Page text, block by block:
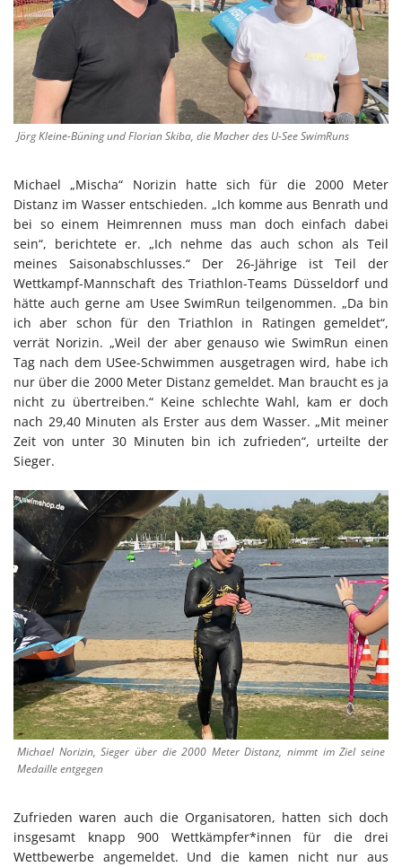
Jörg Kleine-Büning und Florian Skiba, die Macher des U-See SwimRuns
Michael „Mischa“ Norizin hatte sich für die 2000 Meter
Distanz im Wasser entschieden. „Ich komme aus Benrath und
bei so einem Heimrennen muss man doch einfach dabei
sein“, berichtete er. „Ich nehme das auch schon als Teil
meines Saisonabschlusses.“ Der 26-Jährige ist Teil der
Wettkampf-Mannschaft des Triathlon-Teams Düsseldorf und
hätte auch gerne am Usee SwimRun teilgenommen. „Da bin
ich aber schon für den Triathlon in Ratingen gemeldet“,
verrät Norizin. „Weil der aber genauso wie SwimRun einen
Tag nach dem USee-Schwimmen ausgetragen wird, habe ich
nur über die 2000 Meter Distanz gemeldet. Man braucht es ja
nicht zu übertreiben.“ Keine schlechte Wahl, kam er doch
nach 29,40 Minuten als Erster aus dem Wasser. „Mit meiner
Zeit von unter 30 Minuten bin ich zufrieden“, urteilte der
Sieger.
Michael Norizin, Sieger über die 2000 Meter Distanz, nimmt im Ziel seine
Medaille entgegen
Zufrieden waren auch die Organisatoren, hatten sich doch
insgesamt knapp 900 Wettkämpfer*innen für die drei
Wettbewerbe angemeldet. Und die kamen nicht nur aus